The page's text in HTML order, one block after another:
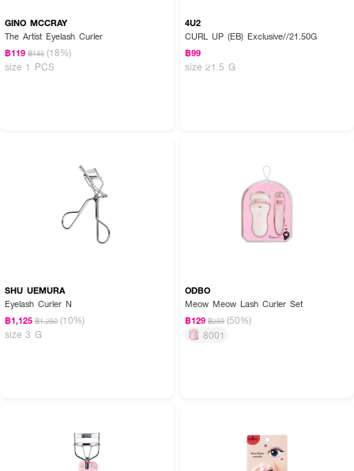
GINO MCCRAY
The Artist Eyelash Curler
฿119 ฿145 (18%)
size 1 PCS
4U2
CURL UP (EB) Exclusive//21.50G
฿99
size 21.5 G
SHU UEMURA
Eyelash Curler N
฿1,125 ฿1,250 (10%)
size 3 G
ODBO
Meow Meow Lash Curler Set
฿129 ฿259 (50%)
8001